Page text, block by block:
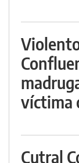
víctima
Cutral